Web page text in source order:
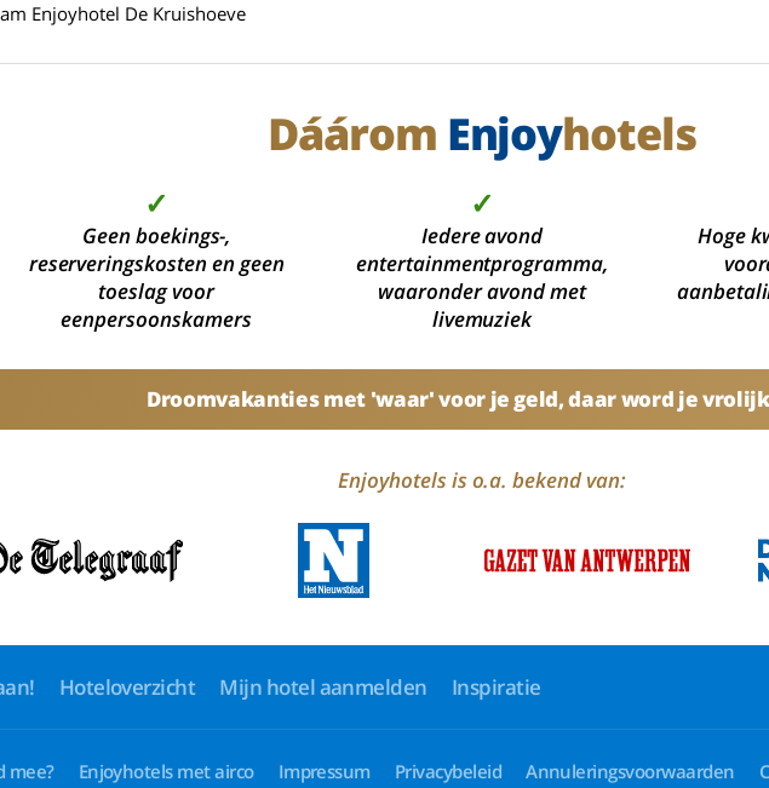
Enjoyhotel De Kruishoeve
Dáárom Enjoyhotels
✓
Geen boekings-,
reserveringskosten en geen
toeslag voor
eenpersoonskamers
✓
Iedere avond
entertainmentprogramma,
waaronder avond met
livemuziek
Hoge
Droomvakanties met 'waar' voor je geld, daar word je
Enjoyhotels is o.a. bekend van:
Hoteloverzicht Mijn hotel aanmelden Inspiratie
mee? Enjoyhotels met airco Impressum Privacybeleid Annuleringsvoorwaarden